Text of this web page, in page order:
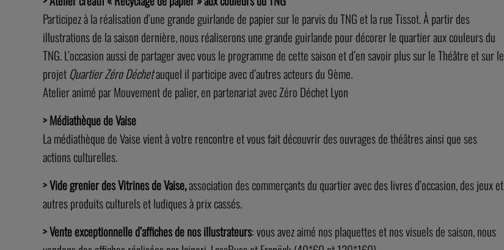
Participez à la réalisation d’une grande guirlande de papier sur le parvis du TNG et la rue Tissot. À partir des
illustrations de la saison dernière, nous réaliserons une grande guirlande pour décorer le quartier aux couleurs du
TNG. L’occasion aussi de partager avec vous le programme de cette saison et d’en savoir plus sur le Théâtre et sur le
projet Quartier Zéro Déchetauquel il participe avec d’autres acteurs du 9ème.
Atelier animé par Mouvement de palier, en partenariat avec Zéro Déchet Lyon
> Médiathèque de Vaise
La médiathèque de Vaise vient à votre rencontre et vous fait découvrir des ouvrages de théâtres ainsi que ses
actions culturelles.
> Vide grenier des Vitrines de Vaise,association des commerçants du quartier avec des livres d’occasion, des jeux et
autres produits culturels et ludiques à prix cassés.
> Vente exceptionnelle d’affiches de nos illustrateurs: vous avez aimé nos plaquettes et nos visuels de saison, nous